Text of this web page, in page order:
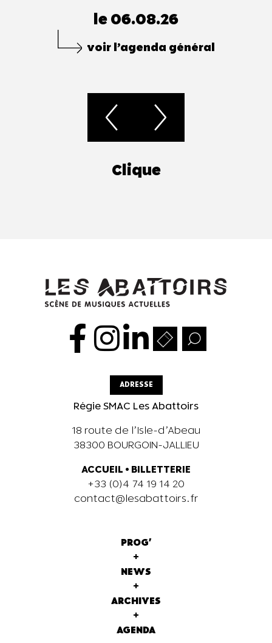
le 06.08.26
voir l’agenda général
Clique
ADRESSE
Régie SMAC Les Abattoirs
18 route de l’Isle-d’Abeau
38300 BOURGOIN-JALLIEU
ACCUEIL • BILLETTERIE
+33 (0)4 74 19 14 20
contact@lesabattoirs.fr
PROG'
+
NEWS
+
ARCHIVES
+
AGENDA